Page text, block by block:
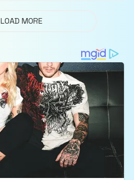
LOAD MORE